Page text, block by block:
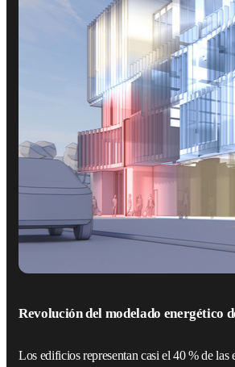
Revolución del modelado energético
Los edificios representan casi el 40 % de las